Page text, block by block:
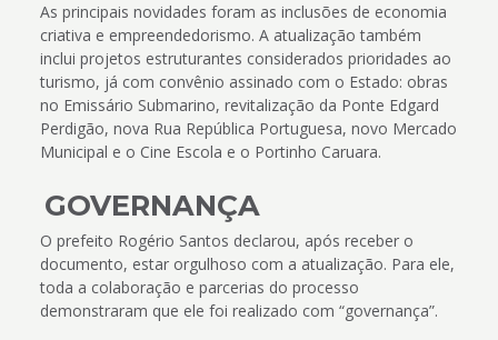
As principais novidades foram as inclusões de economia
criativa e empreendedorismo. A atualização também
inclui projetos estruturantes considerados prioridades ao
turismo, já com convênio assinado com o Estado: obras
no Emissário Submarino, revitalização da Ponte Edgard
Perdigão, nova Rua República Portuguesa, novo Mercado
Municipal e o Cine Escola e o Portinho Caruara.
GOVERNANÇA
O prefeito Rogério Santos declarou, após receber o
documento, estar orgulhoso com a atualização. Para ele,
toda a colaboração e parcerias do processo
demonstraram que ele foi realizado com “governança”.